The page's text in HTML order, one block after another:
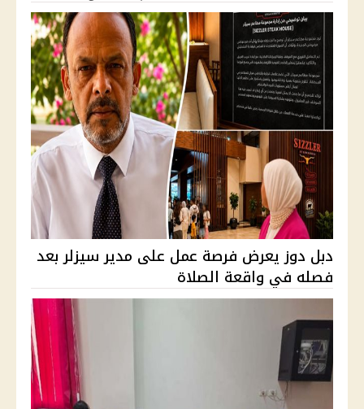
دبل دوز يعرض فرصة عمل على مدير سيزلر بعد
فصله في واقعة الصلاة